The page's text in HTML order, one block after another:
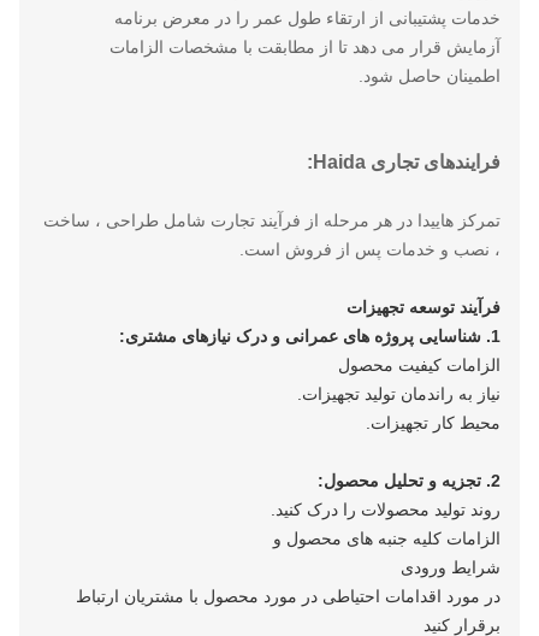
خدمات پشتیبانی از ارتقاء طول عمر را در معرض برنامه
آزمایش قرار می دهد تا از مطابقت با مشخصات الزامات
اطمینان حاصل شود.
فرایندهای تجاری Haida:
تمرکز هاییدا در هر مرحله از فرآیند تجارت شامل طراحی ، ساخت
، نصب و خدمات پس از فروش است.
فرآیند توسعه تجهیزات
1. شناسایی پروژه های عمرانی و درک نیازهای مشتری:
الزامات کیفیت محصول
نیاز به راندمان تولید تجهیزات.
محیط کار تجهیزات.
2. تجزیه و تحلیل محصول:
روند تولید محصولات را درک کنید.
الزامات کلیه جنبه های محصول و
شرایط ورودی
در مورد اقدامات احتیاطی در مورد محصول با مشتریان ارتباط
برقرار کنید